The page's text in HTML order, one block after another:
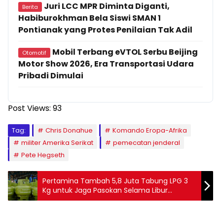
Berita
Juri LCC MPR Diminta Diganti,
Habiburokhman Bela Siswi SMAN 1
Pontianak yang Protes Penilaian Tak Adil
Otomotif
Mobil Terbang eVTOL Serbu Beijing
Motor Show 2026, Era Transportasi Udara
Pribadi Dimulai
Post Views: 93
Tag: Chris Donahue
Komando Eropa-Afrika
militer Amerika Serikat
pemecatan jenderal
Pete Hegseth
Pertamina Tambah 5,8 Juta Tabung LPG 3
Kg untuk Jaga Pasokan Selama Libur
Kenaikan Isa Almasih